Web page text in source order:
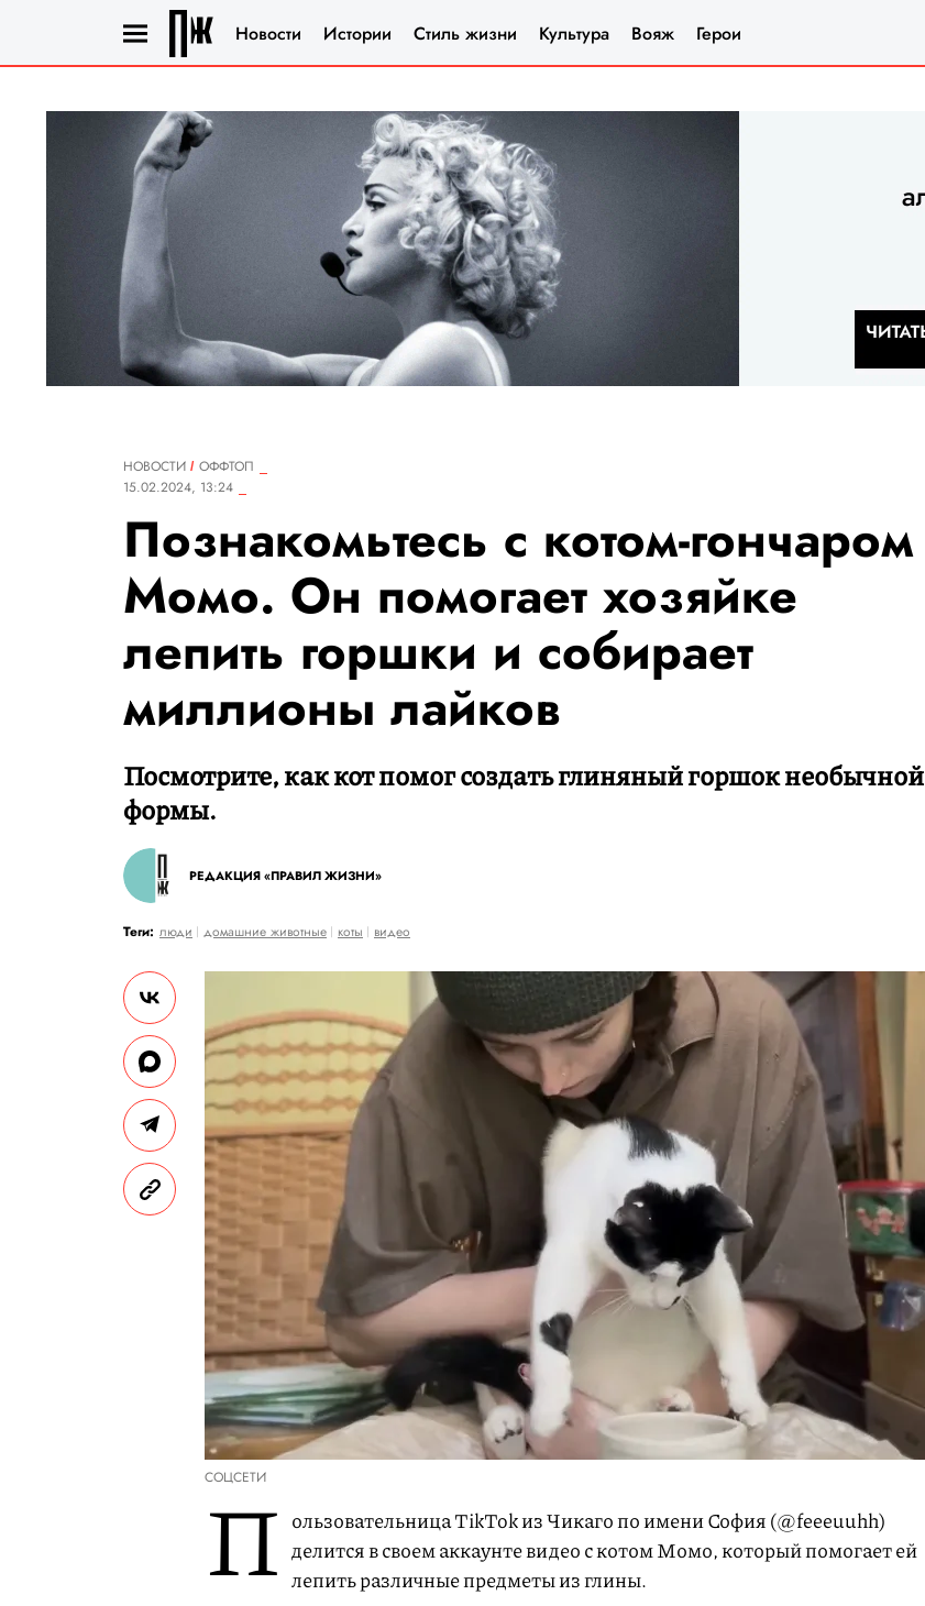
Новости Истории Стиль жизни Культура Вояж Герои
НОВОСТИ
ОФФТОП
15.02.2024, 13:24
Познакомьтесь с котом-гончаром
Момо. Он помогает хозяйке
лепить горшки и собирает
миллионы лайков
Посмотрите, как кот помог создать глиняный горшок необычной
формы.
РЕДАКЦИЯ «ПРАВИЛ ЖИЗНИ»
Теги: люди домашние животные коты видео
СОЦСЕТИ
П ользовательница TikTok из Чикаго по имени София (@feeeuuhh)
делится в своем аккаунте видео с котом Момо, который помогает ей
лепить различные предметы из глины.